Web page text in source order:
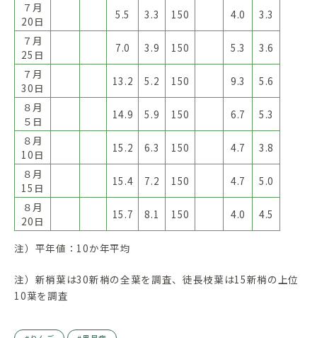
７月
20日
5.5 3.3 150 4.0
3.3
７月
25日
7.0 3.9 150 5.3
3.6
７月
30日
13.2 5.2 150 9.3
5.6
８月
５日
14.9 5.9 150 6.7
5.3
８月
10日
15.2 6.3 150 4.7
3.8
８月
15日
15.4 7.2 150 4.7
5.0
８月
20日
15.7 8.1 150 4.0 4.5
注）平年値：10か年平均
注）新梢葉は30新梢の全葉を調査、徒長枝葉は15新梢の上位
10葉を調査